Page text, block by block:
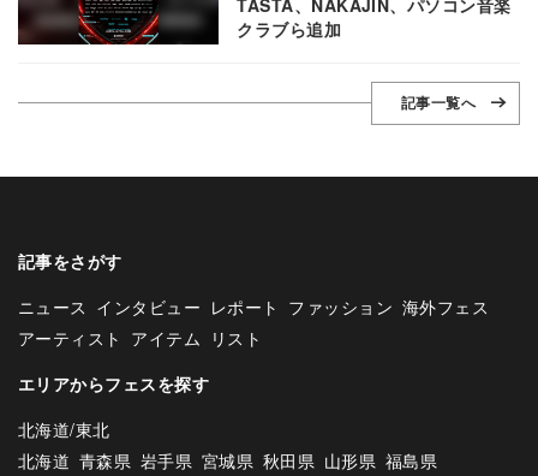
クラブら追加
記事一覧へ
記事をさがす
ニュース インタビュー レポート ファッション 海外フェス
アーティスト アイテム リスト
エリアからフェスを探す
北海道/東北
北海道 青森県 岩手県 宮城県 秋田県 山形県 福島県